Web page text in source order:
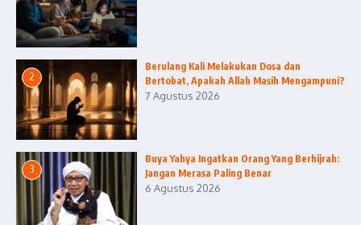
2
Berulang Kali Melakukan Dosa dan
Bertobat, Apakah Allah Masih Mengampuni?
7 Agustus 2026
3
Buya Yahya Ingatkan Orang Yang Berhijrah:
Jangan Merasa Paling Benar
6 Agustus 2026